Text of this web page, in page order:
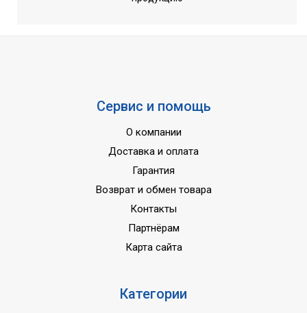
Сервис и помощь
О компании
Доставка и оплата
Гарантия
Возврат и обмен товара
Контакты
Партнёрам
Карта сайта
Категории